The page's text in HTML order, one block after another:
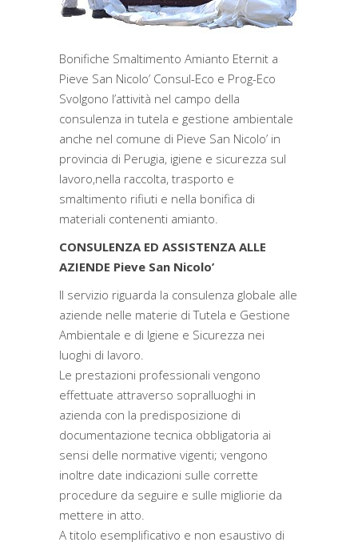
Bonifiche Smaltimento Amianto Eternit a
Pieve San Nicolo’ Consul-Eco e Prog-Eco
Svolgono l’attività nel campo della
consulenza in tutela e gestione ambientale
anche nel comune di Pieve San Nicolo’ in
provincia di Perugia, igiene e sicurezza sul
lavoro,nella raccolta, trasporto e
smaltimento rifiuti e nella bonifica di
materiali contenenti amianto.
CONSULENZA ED ASSISTENZA ALLE
AZIENDE Pieve San Nicolo’
Il servizio riguarda la consulenza globale alle
aziende nelle materie di Tutela e Gestione
Ambientale e di Igiene e Sicurezza nei
luoghi di lavoro.
Le prestazioni professionali vengono
effettuate attraverso sopralluoghi in
azienda con la predisposizione di
documentazione tecnica obbligatoria ai
sensi delle normative vigenti; vengono
inoltre date indicazioni sulle corrette
procedure da seguire e sulle migliorie da
mettere in atto.
A titolo esemplificativo e non esaustivo di